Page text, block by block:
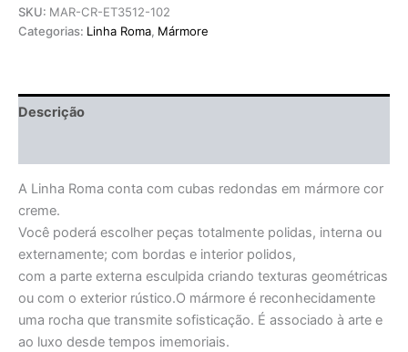
SKU: MAR-CR-ET3512-102
Categorias: Linha Roma, Mármore
Descrição
A Linha Roma conta com cubas redondas em mármore cor
creme.
Você poderá escolher peças totalmente polidas, interna ou
externamente; com bordas e interior polidos,
com a parte externa esculpida criando texturas geométricas
ou com o exterior rústico.O mármore é reconhecidamente
uma rocha que transmite sofisticação. É associado à arte e
ao luxo desde tempos imemoriais.